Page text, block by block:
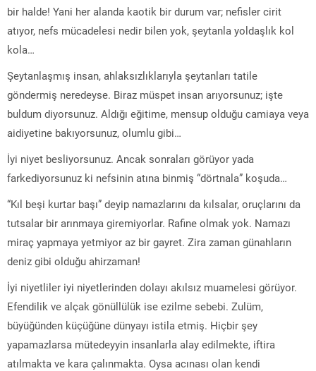
bir halde! Yani ‎her alanda kaotik bir durum var; nefisler cirit
atıyor, nefs mücadelesi nedir bilen ‎yok, şeytanla yoldaşlık kol
kola…
Şeytanlaşmış insan, ahlaksızlıklarıyla şeytanları ‎tatile
göndermiş neredeyse. Biraz müspet insan arıyorsunuz; işte
buldum diyorsunuz. ‎Aldığı eğitime, mensup olduğu camiaya veya
aidiyetine bakıyorsunuz, olumlu gibi…
‎İyi niyet besliyorsunuz. Ancak sonraları görüyor yada
farkediyorsunuz ki nefsinin atına binmiş “dörtnala” koşuda…
“Kıl beşi ‎kurtar başı” deyip namazlarını da kılsalar, oruçlarını da
tutsalar bir arınmaya ‎giremiyorlar. Rafine olmak yok. Namazı
miraç yapmaya yetmiyor az bir gayret. ‎Zira zaman günahların
deniz gibi olduğu ahirzaman!
İyi niyetliler iyi niyetlerinden dolayı akılsız muamelesi görüyor.
‎Efendilik ve alçak gönüllülük ise ezilme sebebi. Zulüm,
büyüğünden küçüğüne dünyayı ‎istila etmiş. Hiçbir şey
yapamazlarsa mütedeyyin insanlarla alay edilmekte, iftira
‎atılmakta ve kara çalınmakta. Oysa acınası olan kendi